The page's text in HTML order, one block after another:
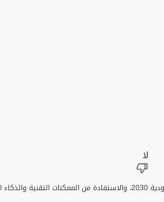
تقديم خدمات قطاعات وزارة الداخلية، ومواءمتها مع مستهدفات